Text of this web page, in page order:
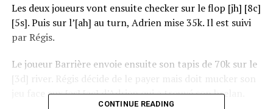
Les deux joueurs vont ensuite checker sur le flop [jh] [8c]
[5s]. Puis sur l’[ah] au turn, Adrien mise 35k. Il est suivi
par Régis.
Le joueur Barrière envoie ensuite son tapis de 70k sur le
[3d] river. Régis décide de le payer mais doit mucker son
jeu face aux [as] [ac] d’Adrien qui a trouvé son brelan.
CONTINUE READING